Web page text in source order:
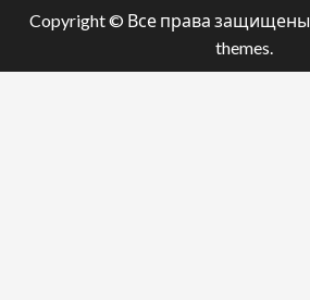
Copyright © Все права защищены.
themes.